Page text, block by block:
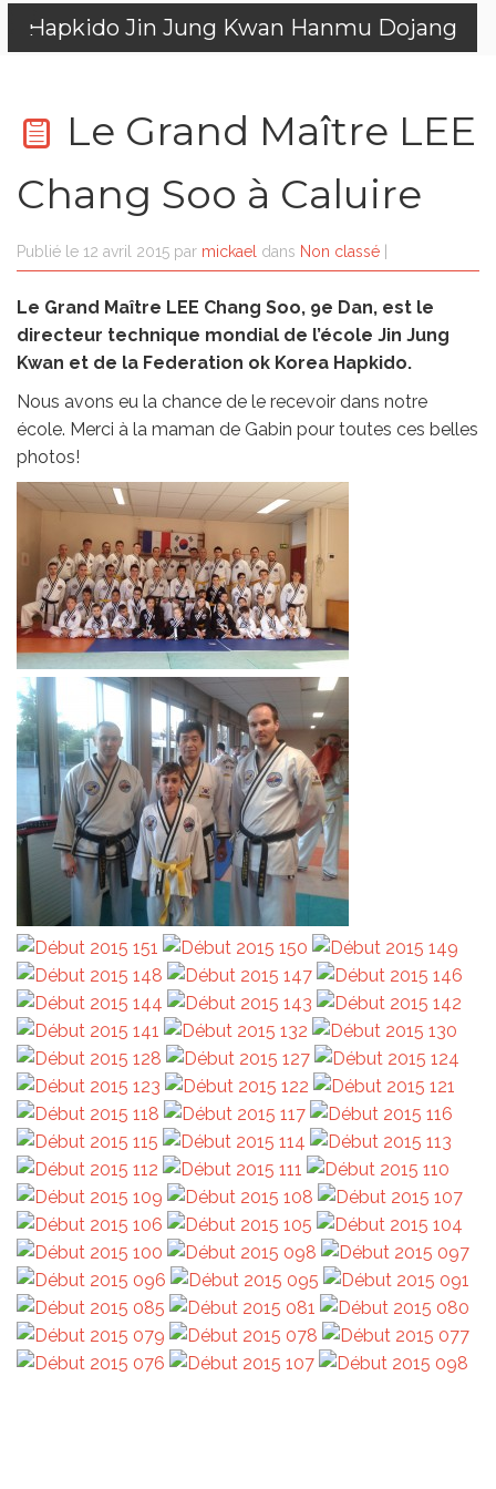
Hapkido Jin Jung Kwan Hanmu Dojang
Le Grand Maître LEE
Chang Soo à Caluire
Publié le 12 avril 2015 par mickael dans Non classé
Le Grand Maître LEE Chang Soo, 9e Dan, est le
directeur technique mondial de l’école Jin Jung
Kwan et de la Federation ok Korea Hapkido.
Nous avons eu la chance de le recevoir dans notre
école. Merci à la maman de Gabin pour toutes ces belles
photos!